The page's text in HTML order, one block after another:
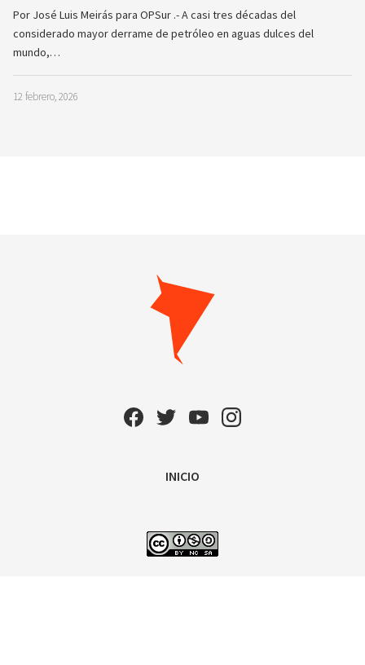
Por José Luis Meirás para OPSur .- A casi tres décadas del
considerado mayor derrame de petróleo en aguas dulces del
mundo,…
12 febrero, 2026
INICIO